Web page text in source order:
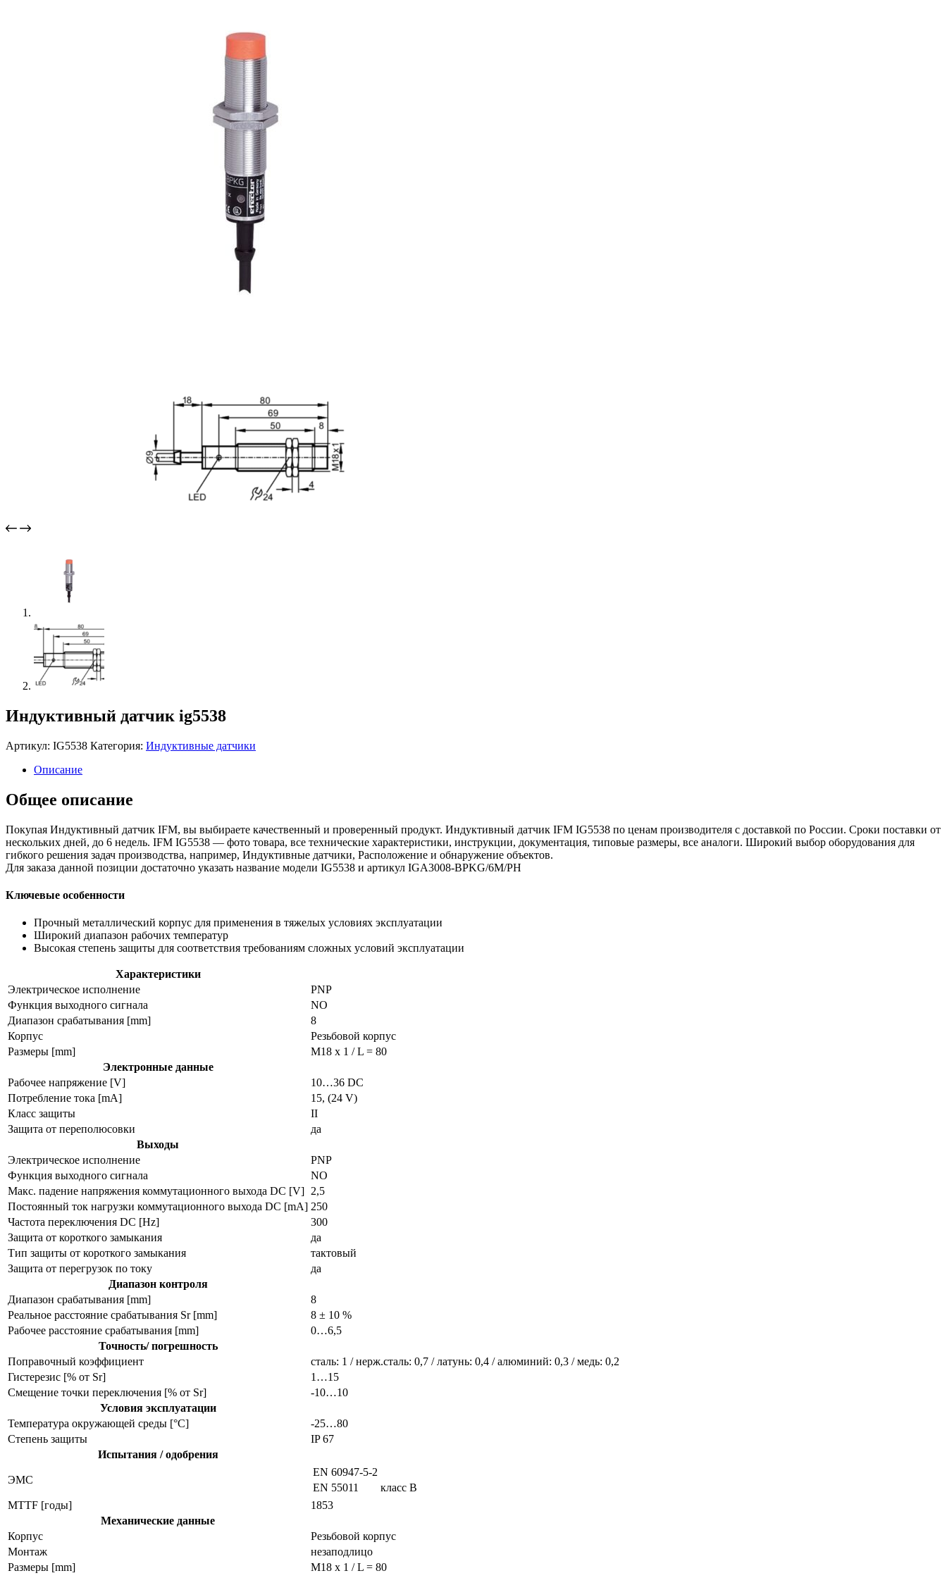
Индуктивный датчик ig5538
Артикул: IG5538 Категория: Индуктивные датчики
Описание
Общее описание
Покупая Индуктивный датчик IFM, вы выбираете качественный и проверенный продукт. Индуктивный датчик IFM IG5538 по ценам производителя с доставкой по России. Сроки поставки от
нескольких дней, до 6 недель. IFM IG5538 — фото товара, все технические характеристики, инструкции, документация, типовые размеры, все аналоги. Широкий выбор оборудования для
гибкого решения задач производства, например, Индуктивные датчики, Расположение и обнаружение объектов.
Для заказа данной позиции достаточно указать название модели IG5538 и артикул IGA3008-BPKG/6M/PH
Ключевые особенности
Прочный металлический корпус для применения в тяжелых условиях эксплуатации
Широкий диапазон рабочих температур
Высокая степень защиты для соответствия требованиям сложных условий эксплуатации
Характеристики
Электрическое исполнение
PNP
Функция выходного сигнала
NO
Диапазон срабатывания [mm]
8
Корпус
Резьбовой корпус
Размеры [mm]
M18 x 1 / L = 80
Электронные данные
Рабочее напряжение [V]
10…36 DC
Потребление тока [mA]
15, (24 V)
Класс защиты
II
Защита от переполюсовки
да
Выходы
Электрическое исполнение
PNP
Функция выходного сигнала
NO
Макс. падение напряжения коммутационного выхода DC [V] 2,5
Постоянный ток нагрузки коммутационного выхода DC [mA] 250
Частота переключения DC [Hz]
300
Защита от короткого замыкания
да
Тип защиты от короткого замыкания
тактовый
Защита от перегрузок по току
да
Диапазон контроля
Диапазон срабатывания [mm]
8
Реальное расстояние срабатывания Sr [mm]
8 ± 10 %
Рабочее расстояние срабатывания [mm]
0…6,5
Точность/ погрешность
Поправочный коэффициент
сталь: 1 / нерж.сталь: 0,7 / латунь: 0,4 / алюминий: 0,3 / медь: 0,2
Гистерезис [% от Sr]
1…15
Смещение точки переключения [% от Sr]
-10…10
Условия эксплуатации
Температура окружающей среды [°C]
-25…80
Степень защиты
IP 67
Испытания / одобрения
ЭMC
EN 60947-5-2
EN 55011
класс B
MTTF [годы]
1853
Механические данные
Корпус
Резьбовой корпус
Монтаж
незаподлицо
Размеры [mm]
M18 x 1 / L = 80